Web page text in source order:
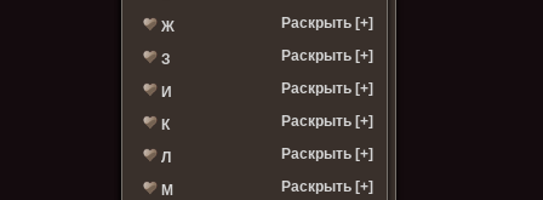
Ж Раскрыть [+]
З Раскрыть [+]
И Раскрыть [+]
К Раскрыть [+]
Л Раскрыть [+]
М Раскрыть [+]